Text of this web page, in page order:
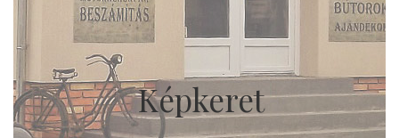
Képkeret